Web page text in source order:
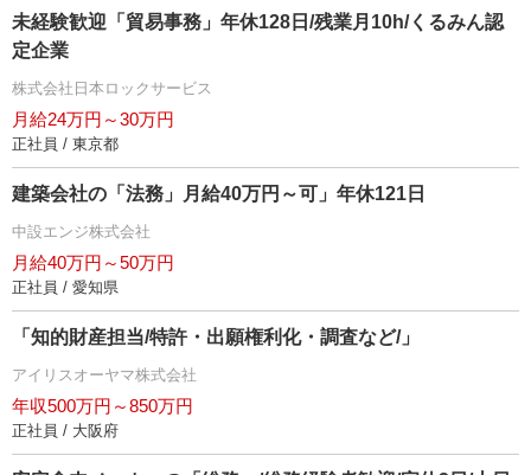
未経験歓迎「貿易事務」年休128日/残業月10h/くるみん認
定企業
株式会社日本ロックサービス
月給24万円～30万円
正社員 / 東京都
建築会社の「法務」月給40万円～可」年休121日
中設エンジ株式会社
月給40万円～50万円
正社員 / 愛知県
「知的財産担当/特許・出願権利化・調査など/」
アイリスオーヤマ株式会社
年収500万円～850万円
正社員 / 大阪府